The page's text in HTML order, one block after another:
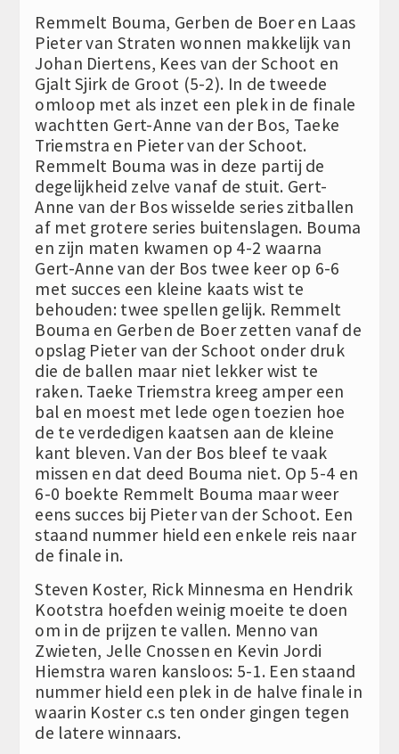
Remmelt Bouma, Gerben de Boer en Laas
Pieter van Straten wonnen makkelijk van
Johan Diertens, Kees van der Schoot en
Gjalt Sjirk de Groot (5-2). In de tweede
omloop met als inzet een plek in de finale
wachtten Gert-Anne van der Bos, Taeke
Triemstra en Pieter van der Schoot.
Remmelt Bouma was in deze partij de
degelijkheid zelve vanaf de stuit. Gert-
Anne van der Bos wisselde series zitballen
af met grotere series buitenslagen. Bouma
en zijn maten kwamen op 4-2 waarna
Gert-Anne van der Bos twee keer op 6-6
met succes een kleine kaats wist te
behouden: twee spellen gelijk. Remmelt
Bouma en Gerben de Boer zetten vanaf de
opslag Pieter van der Schoot onder druk
die de ballen maar niet lekker wist te
raken. Taeke Triemstra kreeg amper een
bal en moest met lede ogen toezien hoe
de te verdedigen kaatsen aan de kleine
kant bleven. Van der Bos bleef te vaak
missen en dat deed Bouma niet. Op 5-4 en
6-0 boekte Remmelt Bouma maar weer
eens succes bij Pieter van der Schoot. Een
staand nummer hield een enkele reis naar
de finale in.
Steven Koster, Rick Minnesma en Hendrik
Kootstra hoefden weinig moeite te doen
om in de prijzen te vallen. Menno van
Zwieten, Jelle Cnossen en Kevin Jordi
Hiemstra waren kansloos: 5-1. Een staand
nummer hield een plek in de halve finale in
waarin Koster c.s ten onder gingen tegen
de latere winnaars.